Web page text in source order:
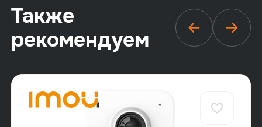
Также
рекомендуем